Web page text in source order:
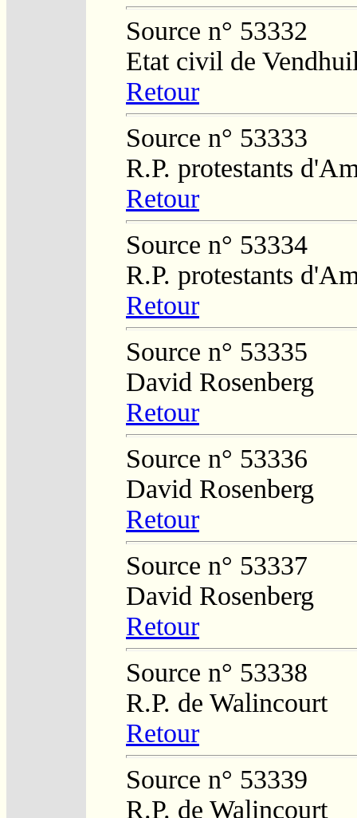
Source n° 53332
Etat civil de
Retour
Source n° 53333
R.P. protestants
Retour
Source n° 53334
R.P. protestants
Retour
Source n° 53335
David Rosenberg
Retour
Source n° 53336
David Rosenberg
Retour
Source n° 53337
David Rosenberg
Retour
Source n° 53338
R.P. de Walincourt
Retour
Source n° 53339
R.P. de Walincourt